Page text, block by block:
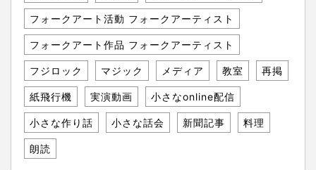
フォークアート活動 フォークアーティスト
フォークアート作品 フォークアーティスト
フジロック マジック メディア 教室 再掲
紙飛行機 実演動画 小さなonline配信
小さな作り話 小さな話会 新聞記事 料理
朗読